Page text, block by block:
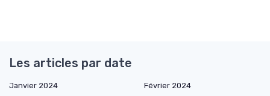
Les articles par date
Janvier 2024
Février 2024